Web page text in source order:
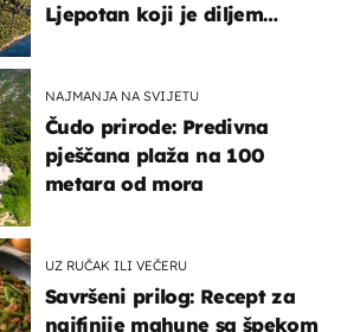
Ljepotan koji je diljem
NAJMANJA NA SVIJETU
Čudo prirode: Predivna
pješčana plaža na 100
metara od mora
UZ RUČAK ILI VEČERU
Savršeni prilog: Recept za
najfinije mahune sa špekom